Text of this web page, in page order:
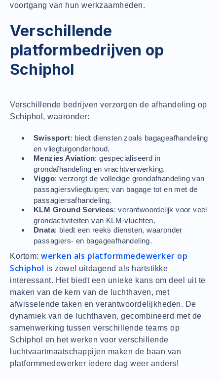
voortgang van hun werkzaamheden.
Verschillende
platformbedrijven op
Schiphol
Verschillende bedrijven verzorgen de afhandeling op
Schiphol, waaronder:
Swissport: biedt diensten zoals bagageafhandeling
en vliegtuigonderhoud.
Menzies Aviation: gespecialiseerd in
grondafhandeling en vrachtverwerking.
Viggo: verzorgt de volledige grondafhandeling van
passagiersvliegtuigen; van bagage tot en met de
passagiersafhandeling.
KLM Ground Services: verantwoordelijk voor veel
grondactiviteiten van KLM-vluchten.
Dnata: biedt een reeks diensten, waaronder
passagiers- en bagageafhandeling.
Kortom: werken als platformmedewerker op
Schiphol is zowel uitdagend als hartstikke
interessant. Het biedt een unieke kans om deel uit te
maken van de kern van de luchthaven, met
afwisselende taken en verantwoordelijkheden. De
dynamiek van de luchthaven, gecombineerd met de
samenwerking tussen verschillende teams op
Schiphol en het werken voor verschillende
luchtvaartmaatschappijen maken de baan van
platformmedewerker iedere dag weer anders!